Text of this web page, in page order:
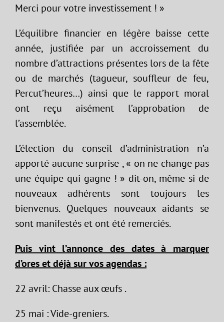
Merci pour votre investissement ! »
L’équilibre financier en légère baisse cette
année, justifiée par un accroissement du
nombre d’attractions présentes lors de la fête
ou de marchés (tagueur, souffleur de feu,
Percut’heures…) ainsi que le rapport moral
ont reçu aisément l’approbation de
l’assemblée.
L’élection du conseil d’administration n’a
apporté aucune surprise , « on ne change pas
une équipe qui gagne ! » dit-on, même si de
nouveaux adhérents sont toujours les
bienvenus. Quelques nouveaux aidants se
sont manifestés et ont été remerciés.
Puis vint l’annonce des dates à marquer
d’ores et déjà sur vos agendas :
22 avril: Chasse aux œufs .
25 mai : Vide-greniers.